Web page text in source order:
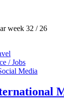
week 32 / 26
/ Jobs
Media